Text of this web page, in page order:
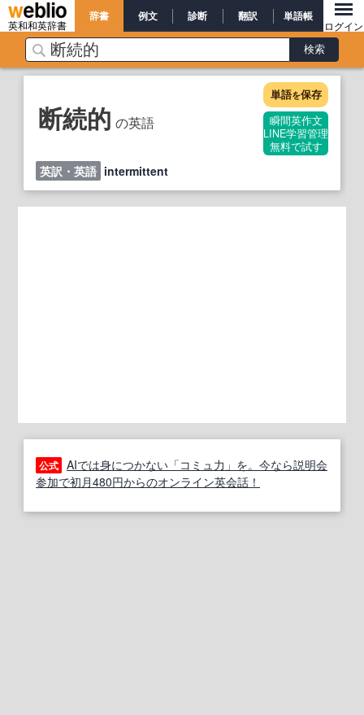
英和和英辞書
辞書 例文 診断 翻訳 単語帳
ログイン
断続的 の英語
単語を保存
瞬間英作文
LINE学習管理
無料で試す
英訳・英語 intermittent
公式 AIでは身につかない「コミュ力」を。今なら説明会
参加で初月480円からのオンライン英会話！